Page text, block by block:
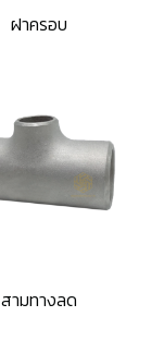
ฝาครอบ
สามทางลด